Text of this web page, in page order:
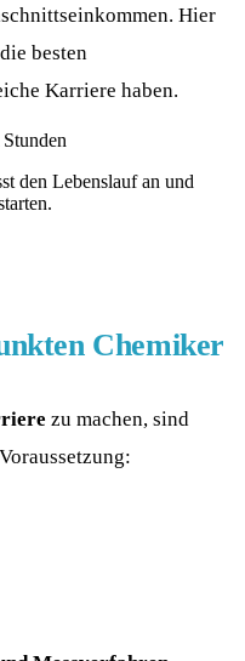
Hier
besten
Karriere haben.
den Lebenslauf an und
Chemiker
zu machen, sind